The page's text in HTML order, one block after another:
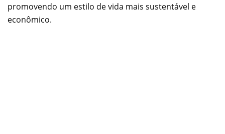
promovendo um estilo de vida mais sustentável e
econômico.